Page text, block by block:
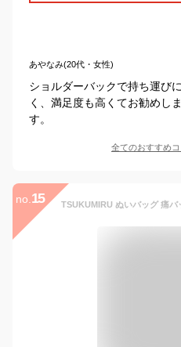
あやなみ(20代・女性)
ショルダーバックで持ち運び
く、満足度も高くてお勧めし
す。
全てのおすすめコ
no. 15